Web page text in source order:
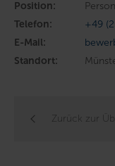
Zurück zur
Position:
Telefon:
+49
E-Mail:
Standort: